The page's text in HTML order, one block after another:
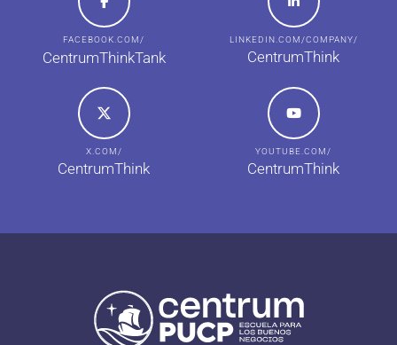
FACEBOOK.COM/
CentrumThinkTank
LINKEDIN.COM/COMPANY/
CentrumThink
X.COM/
CentrumThink
YOUTUBE.COM/
CentrumThink